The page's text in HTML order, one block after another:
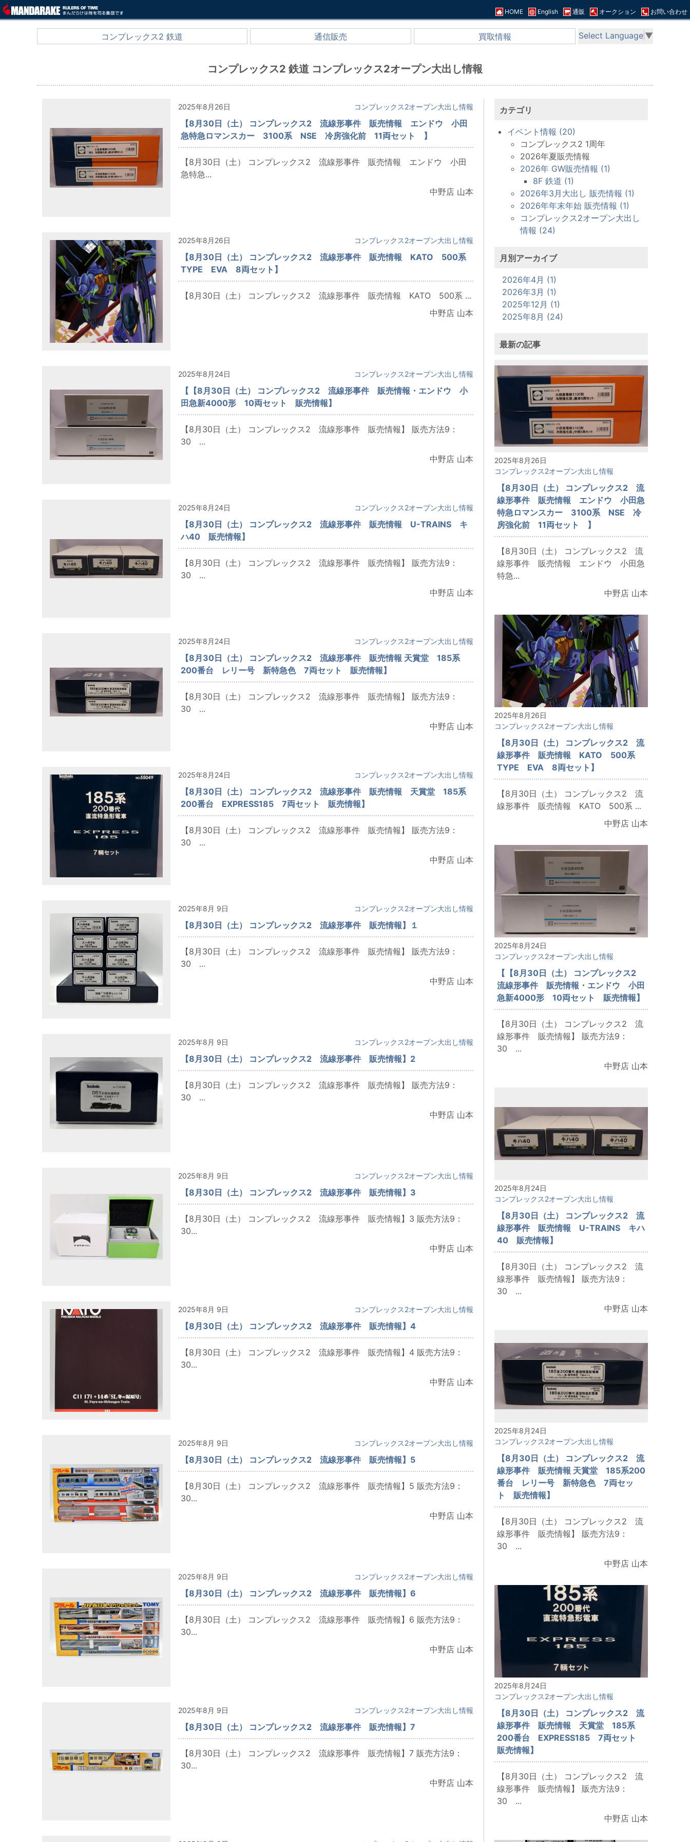
HOME English 通販 オークション お問い合わせ
コンプレックス2 鉄道 通信販売 買取情報 Select Language ▼
コンプレックス2 鉄道 コンプレックス2オープン大出し情報
2025年8月26日 コンプレックス2オープン大出し情報
【8月30日（土） コンプレックス2 流線形事件 販売情報 エンドウ 小田
急特急ロマンスカー 3100系 NSE 冷房強化前 11両セット 】
【8月30日（土） コンプレックス2 流線形事件 販売情報 エンドウ 小田
急特急...
中野店 山本
2025年8月26日 コンプレックス2オープン大出し情報
【8月30日（土） コンプレックス2 流線形事件 販売情報 KATO 500系
TYPE EVA 8両セット】
【8月30日（土） コンプレックス2 流線形事件 販売情報 KATO 500系 ...
中野店 山本
2025年8月24日 コンプレックス2オープン大出し情報
【【8月30日（土） コンプレックス2 流線形事件 販売情報・エンドウ 小
田急新4000形 10両セット 販売情報】
【8月30日（土） コンプレックス2 流線形事件 販売情報】 販売方法9：
30 ...
中野店 山本
2025年8月24日 コンプレックス2オープン大出し情報
【8月30日（土） コンプレックス2 流線形事件 販売情報 U-TRAINS キ
ハ40 販売情報】
【8月30日（土） コンプレックス2 流線形事件 販売情報】 販売方法9：
30 ...
中野店 山本
2025年8月24日 コンプレックス2オープン大出し情報
【8月30日（土） コンプレックス2 流線形事件 販売情報 天賞堂 185系
200番台 レリー号 新特急色 7両セット 販売情報】
【8月30日（土） コンプレックス2 流線形事件 販売情報】 販売方法9：
30 ...
中野店 山本
2025年8月24日 コンプレックス2オープン大出し情報
【8月30日（土） コンプレックス2 流線形事件 販売情報 天賞堂 185系
200番台 EXPRESS185 7両セット 販売情報】
【8月30日（土） コンプレックス2 流線形事件 販売情報】 販売方法9：
30 ...
中野店 山本
2025年8月 9日 コンプレックス2オープン大出し情報
【8月30日（土） コンプレックス2 流線形事件 販売情報】１
【8月30日（土） コンプレックス2 流線形事件 販売情報】 販売方法9：
30 ...
中野店 山本
2025年8月 9日 コンプレックス2オープン大出し情報
【8月30日（土） コンプレックス2 流線形事件 販売情報】2
【8月30日（土） コンプレックス2 流線形事件 販売情報】 販売方法9：
30 ...
中野店 山本
2025年8月 9日 コンプレックス2オープン大出し情報
【8月30日（土） コンプレックス2 流線形事件 販売情報】3
【8月30日（土） コンプレックス2 流線形事件 販売情報】3 販売方法9：
30...
中野店 山本
2025年8月 9日 コンプレックス2オープン大出し情報
【8月30日（土） コンプレックス2 流線形事件 販売情報】4
【8月30日（土） コンプレックス2 流線形事件 販売情報】4 販売方法9：
30...
中野店 山本
2025年8月 9日 コンプレックス2オープン大出し情報
【8月30日（土） コンプレックス2 流線形事件 販売情報】5
【8月30日（土） コンプレックス2 流線形事件 販売情報】5 販売方法9：
30...
中野店 山本
2025年8月 9日 コンプレックス2オープン大出し情報
【8月30日（土） コンプレックス2 流線形事件 販売情報】6
【8月30日（土） コンプレックス2 流線形事件 販売情報】6 販売方法9：
30...
中野店 山本
2025年8月 9日 コンプレックス2オープン大出し情報
【8月30日（土） コンプレックス2 流線形事件 販売情報】7
【8月30日（土） コンプレックス2 流線形事件 販売情報】7 販売方法9：
30...
中野店 山本
カテゴリ
イベント情報 (20)
コンプレックス2 1周年
2026年夏販売情報
2026年 GW販売情報 (1)
8F 鉄道 (1)
2026年3月大出し 販売情報 (1)
2026年年末年始 販売情報 (1)
コンプレックス2オープン大出し
情報 (24)
月別アーカイブ
2026年4月 (1)
2026年3月 (1)
2025年12月 (1)
2025年8月 (24)
最新の記事
2025年8月26日
コンプレックス2オープン大出し情報
【8月30日（土） コンプレックス2 流
線形事件 販売情報 エンドウ 小田急
特急ロマンスカー 3100系 NSE 冷
房強化前 11両セット 】
【8月30日（土） コンプレックス2 流
線形事件 販売情報 エンドウ 小田急
特急...
中野店 山本
2025年8月26日
コンプレックス2オープン大出し情報
【8月30日（土） コンプレックス2 流
線形事件 販売情報 KATO 500系
TYPE EVA 8両セット】
【8月30日（土） コンプレックス2 流
線形事件 販売情報 KATO 500系 ...
中野店 山本
2025年8月24日
コンプレックス2オープン大出し情報
【【8月30日（土） コンプレックス2
流線形事件 販売情報・エンドウ 小田
急新4000形 10両セット 販売情報】
【8月30日（土） コンプレックス2 流
線形事件 販売情報】 販売方法9：
30 ...
中野店 山本
2025年8月24日
コンプレックス2オープン大出し情報
【8月30日（土） コンプレックス2 流
線形事件 販売情報 U-TRAINS キハ
40 販売情報】
【8月30日（土） コンプレックス2 流
線形事件 販売情報】 販売方法9：
30 ...
中野店 山本
2025年8月24日
コンプレックス2オープン大出し情報
【8月30日（土） コンプレックス2 流
線形事件 販売情報 天賞堂 185系200
番台 レリー号 新特急色 7両セッ
ト 販売情報】
【8月30日（土） コンプレックス2 流
線形事件 販売情報】 販売方法9：
30 ...
中野店 山本
2025年8月24日
コンプレックス2オープン大出し情報
【8月30日（土） コンプレックス2 流
線形事件 販売情報 天賞堂 185系
200番台 EXPRESS185 7両セット
販売情報】
【8月30日（土） コンプレックス2 流
線形事件 販売情報】 販売方法9：
30 ...
中野店 山本